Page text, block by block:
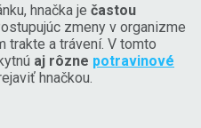
hnačka je častou
zmeny v organizme
trakte a trávení. V tomto
aj rôzne potravinové
hnačkou.